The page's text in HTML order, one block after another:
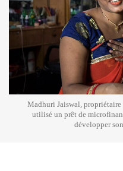
Madhuri Jaiswal, propriétaire
utilisé un prêt de
développer